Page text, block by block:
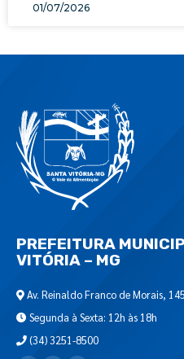
01/07/2026
PREFEITURA
VITÓRIA – MG
Av. Reinaldo Franco de Morais,
Segunda à Sexta: 12h às 18h
(34) 3251-8500